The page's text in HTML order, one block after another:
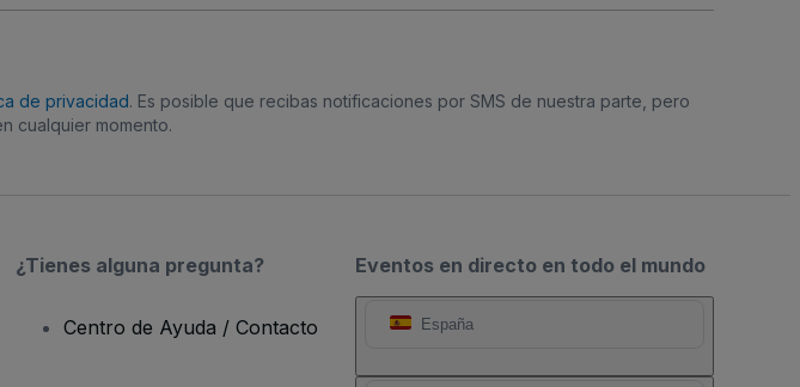
de privacidad. Es posible que recibas notificaciones por SMS de nuestra parte, pero
cualquier momento.
Eventos en directo en todo el mundo
España
¿Tienes alguna pregunta?
Centro de Ayuda / Contacto